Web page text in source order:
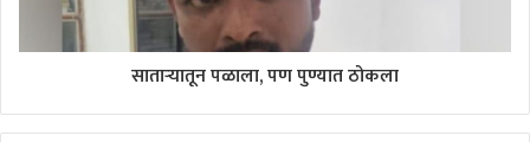
साताऱ्यातून पळाला, पण पुण्यात ठोकला